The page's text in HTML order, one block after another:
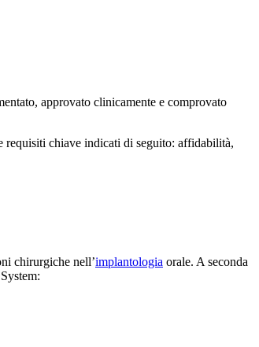
approvato clinicamente e comprovato
requisiti chiave indicati di seguito: affidabilità,
chirurgiche nell’implantologia orale. A seconda